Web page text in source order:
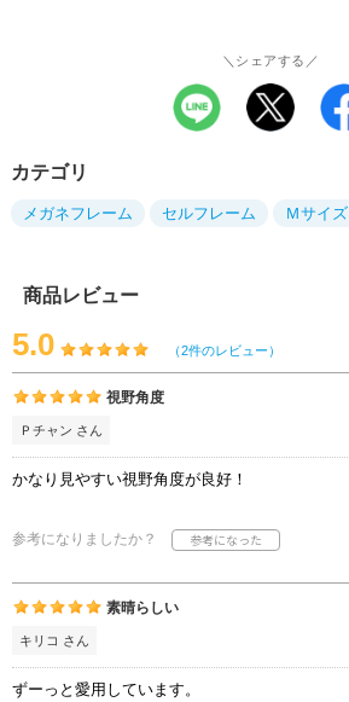
＼シェアする／
カテゴリ
メガネフレーム セルフレーム Ｍサイズ
商品レビュー
5.0 （2件のレビュー）
視野角度
Ｐチャン さん
かなり見やすい視野角度が良好！
参考になりましたか？
素晴らしい
キリコ さん
ずーっと愛用しています。